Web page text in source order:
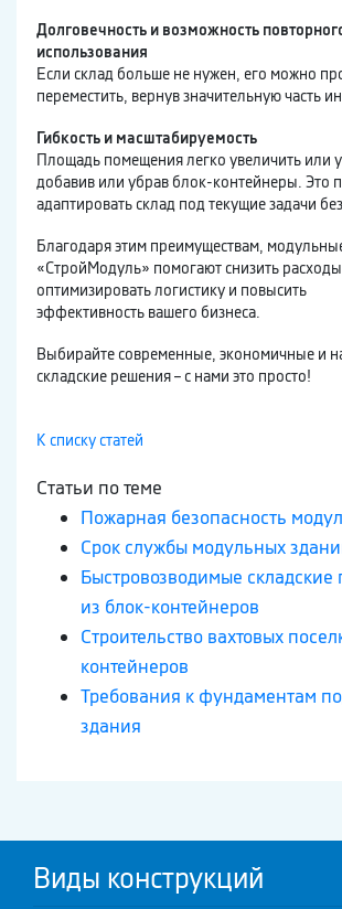
Долговечность и возможность
использования
Если склад больше не нужен, его можно
переместить, вернув значительную часть
Гибкость и масштабируемость
Площадь помещения легко увеличить или
добавив или убрав блок-контейнеры. Это
адаптировать склад под текущие задачи
Благодаря этим преимуществам,
«СтройМодуль» помогают снизить
оптимизировать логистику и повысить
эффективность вашего бизнеса.
Выбирайте современные, экономичные и
складские решения – с нами это просто!
К списку статей
Статьи по теме
Пожарная безопасность
Срок службы модульных
Быстровозводимые
из блок-контейнеров
Строительство вахтовых
контейнеров
Требования к фундаментам
здания
Виды конструкций